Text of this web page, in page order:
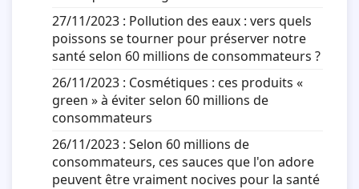
27/11/2023 : Pollution des eaux : vers quels
poissons se tourner pour préserver notre
santé selon 60 millions de consommateurs ?
26/11/2023 : Cosmétiques : ces produits «
green » à éviter selon 60 millions de
consommateurs
26/11/2023 : Selon 60 millions de
consommateurs, ces sauces que l'on adore
peuvent être vraiment nocives pour la santé